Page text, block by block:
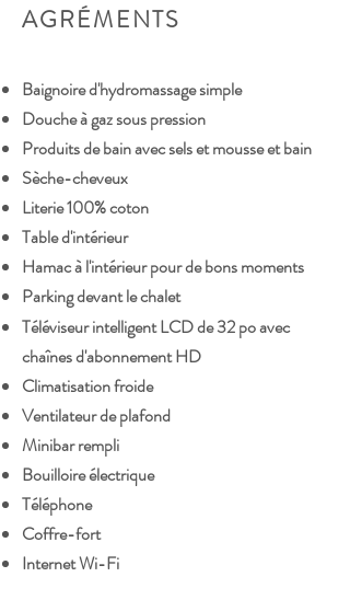
AGRÉMENTS
Baignoire d'hydromassage simple
Douche à gaz sous pression
Produits de bain avec sels et mousse et bain
Sèche-cheveux
Literie 100% coton
Table d'intérieur
Hamac à l'intérieur pour de bons moments
Parking devant le chalet
Téléviseur intelligent LCD de 32 po avec
chaînes d'abonnement HD
Climatisation froide
Ventilateur de plafond
Minibar rempli
Bouilloire électrique
Téléphone
Coffre-fort
Internet Wi-Fi